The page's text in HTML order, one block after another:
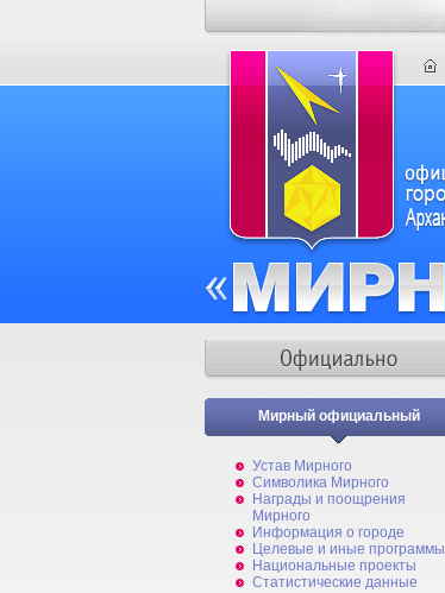
Мирный официальный
Устав Мирного
Символика Мирного
Награды и поощрения
Мирного
Информация о городе
Целевые и иные программы
Национальные проекты
Статистические данные